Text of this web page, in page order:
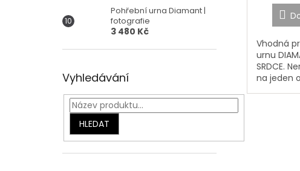
Pohřební urna Diamant |
fotografie
3 480 Kč
Vyhledávání
HLEDAT
Vhodná
urnu
SRDCE.
na jeden